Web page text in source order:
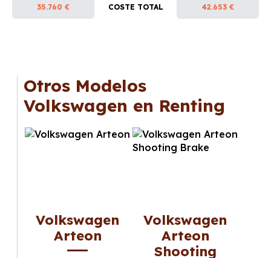
35.760 € COSTE TOTAL 42.653 €
Otros Modelos
Volkswagen en Renting
Volkswagen
Arteon
Volkswagen
Arteon
Shooting